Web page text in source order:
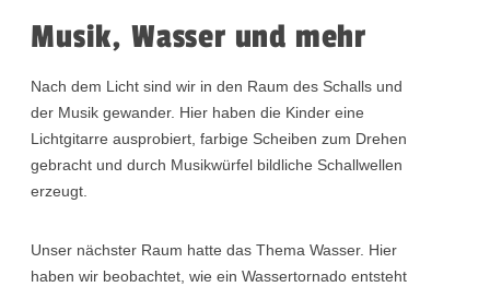
Musik, Wasser und mehr
Nach dem Licht sind wir in den Raum des Schalls und
der Musik gewander. Hier haben die Kinder eine
Lichtgitarre ausprobiert, farbige Scheiben zum Drehen
gebracht und durch Musikwürfel bildliche Schallwellen
erzeugt.
Unser nächster Raum hatte das Thema Wasser. Hier
haben wir beobachtet, wie ein Wassertornado entsteht